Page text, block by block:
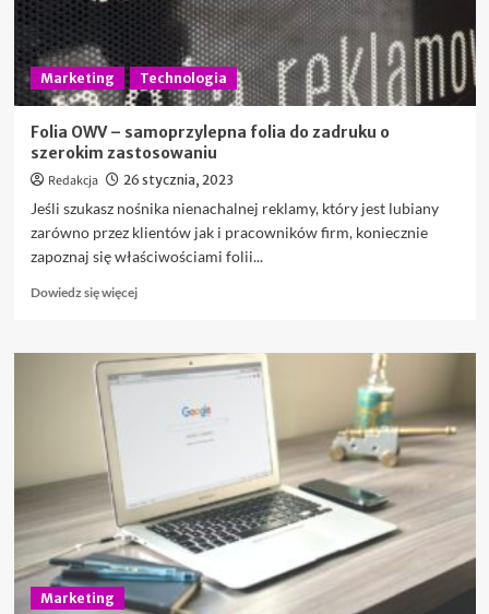
klientów
Marketing Technologia
Folia OWV – samoprzylepna folia do zadruku o
szerokim zastosowaniu
Redakcja 26 stycznia, 2023
Jeśli szukasz nośnika nienachalnej reklamy, który jest lubiany
zarówno przez klientów jak i pracowników firm, koniecznie
zapoznaj się właściwościami folii...
Dowiedz się więcejDowiedz
o
Folia
samoprzylepna
zadruku
o
szerokim
zastosowaniu
Marketing